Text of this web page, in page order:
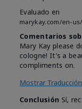
Evaluado en
marykay.com/en-us/
Comentarios
Mary Kay please
cologne! It's a
compliments on.
Mostrar Traducción
Conclusión Sí,